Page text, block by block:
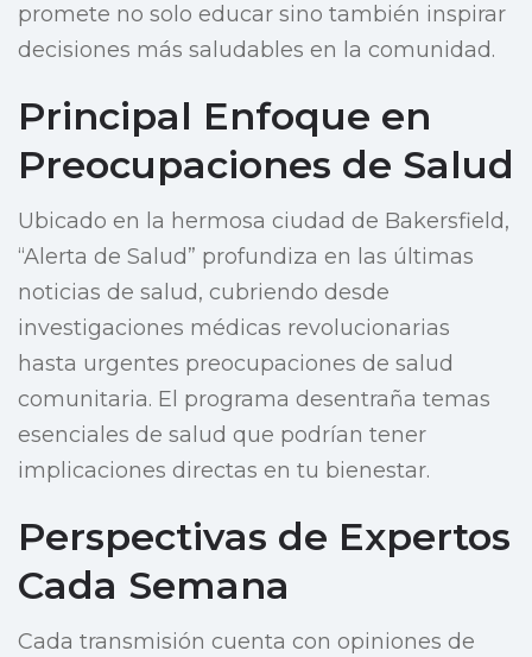
promete no solo educar sino también inspirar
decisiones más saludables en la comunidad.
Principal Enfoque en
Preocupaciones de Salud
Ubicado en la hermosa ciudad de Bakersfield,
“Alerta de Salud” profundiza en las últimas
noticias de salud, cubriendo desde
investigaciones médicas revolucionarias
hasta urgentes preocupaciones de salud
comunitaria. El programa desentraña temas
esenciales de salud que podrían tener
implicaciones directas en tu bienestar.
Perspectivas de Expertos
Cada Semana
Cada transmisión cuenta con opiniones de